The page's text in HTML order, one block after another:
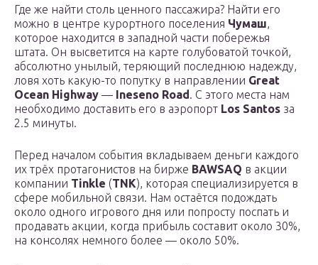
Где же найти столь ценного пассажира? Найти его
можно в центре курортного поселения Чумаш,
которое находится в западной части побережья
штата. Он высветится на карте голубоватой точкой,
абсолютно унылый, теряющий последнюю надежду,
ловя хоть какую-то попутку в направлении Great
Ocean Highway — Ineseno Road. С этого места нам
необходимо доставить его в аэропорт Los Santos за
2.5 минуты.
Перед началом события вкладываем деньги каждого
их трёх протагонистов на бирже BAWSAQ в акции
компании Tinkle (TNK), которая специализируется в
сфере мобильной связи. Нам остаётся подождать
около одного игрового дня или попросту поспать и
продавать акции, когда прибыль составит около 30%,
на консолях немного более — около 50%.